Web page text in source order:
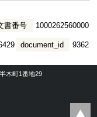
書番号 1000262560000
document_id 9362
木町1番地29